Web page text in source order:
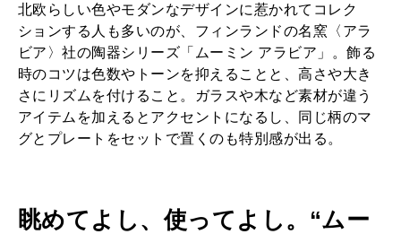
北欧らしい色やモダンなデザインに惹かれてコレク
ションする人も多いのが、フィンランドの名窯〈アラ
ビア〉社の陶器シリーズ「ムーミン アラビア」。飾る
時のコツは色数やトーンを抑えることと、高さや大き
さにリズムを付けること。ガラスや木など素材が違う
アイテムを加えるとアクセントになるし、同じ柄のマ
グとプレートをセットで置くのも特別感が出る。
眺めてよし、使ってよし。“ムー